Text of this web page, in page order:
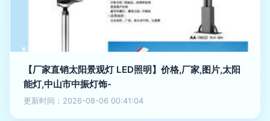
【厂家直销太阳景观灯 LED照明】价格,厂家,图片,太阳
能灯,中山市中振灯饰-
更新时间：2026-08-06 00:41:04